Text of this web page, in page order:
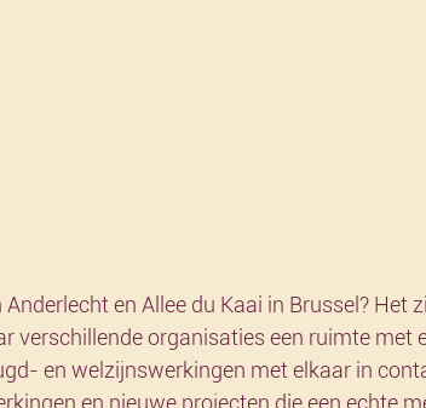
en Allee du Kaai in Brussel? Het
verschillende organisaties een ruimte met
en welzijnswerkingen met elkaar in
en nieuwe projecten die een echte